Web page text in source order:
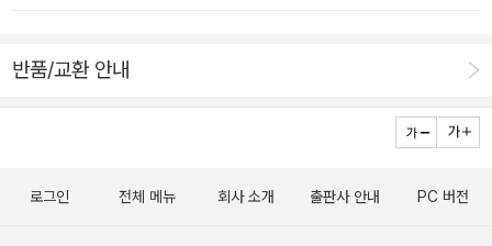
인사건이 조금 더 비중이 있다면 좋겠다는 생각을 했다(최소한
범인이 각각 시기가 다른 세 개의 사건에 연결되어있는 것은 재미
있었다. 단지 용의자가 너무 한정되어 있고(조금 더 다른 사람들
을 의심시켰으면 좋겠는데), 살인사건의 동기가 고개를 갸우뚱하
단서에 대한 불만은 별로 없는데, 동기에서 고개를 갸우뚱하게 된
어있지만, 이 작가들은 미스테리만 쓰는 사람들은 아닌 거 같긴
데, 아마 그게 대표작인 모양이다. 그외, 작가진도 많이 유명한 사
람이긴 한가본데, 모르는 사람 아는 사람, 그럭저럭 그렇긴 하다.
다면, 이 이야기도 에도시대를 배경으로 한 괴담이 될 가능성이
반품/교환 안내
로그인 전체 메뉴 회사 소개 출판사 안내 PC 버전